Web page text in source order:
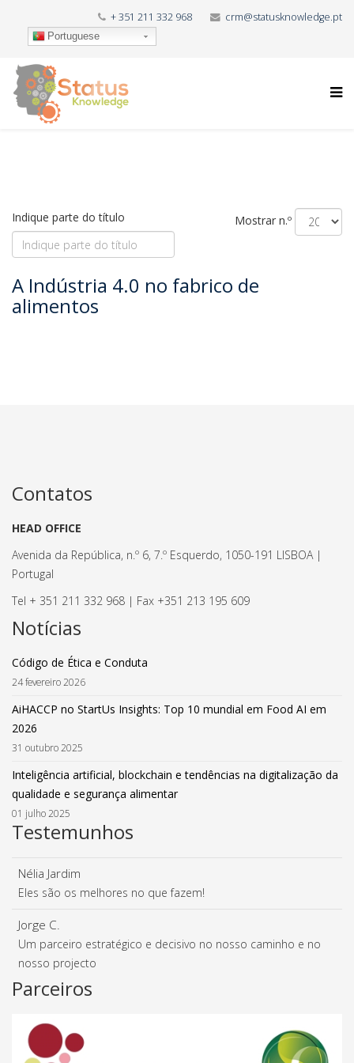
+ 351 211 332 968 crm@statusknowledge.pt
Portuguese
Indique parte do título Mostrar n.º
A Indústria 4.0 no fabrico de
alimentos
Contatos
HEAD OFFICE
Avenida da República, n.º 6, 7.º Esquerdo, 1050-191 LISBOA |
Portugal
Tel + 351 211 332 968 | Fax +351 213 195 609
Notícias
Código de Ética e Conduta
24 fevereiro 2026
AiHACCP no StartUs Insights: Top 10 mundial em Food AI em
2026
31 outubro 2025
Inteligência artificial, blockchain e tendências na digitalização da
qualidade e segurança alimentar
01 julho 2025
Testemunhos
Nélia Jardim
Eles são os melhores no que fazem!
Jorge C.
Um parceiro estratégico e decisivo no nosso caminho e no
nosso projecto
Parceiros